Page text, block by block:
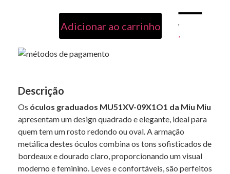
Adicionar ao carrinho
Descrição
Os óculos graduados MU51XV-09X1O1 da Miu Miu
apresentam um design quadrado e elegante, ideal para
quem tem um rosto redondo ou oval. A armação
metálica destes óculos combina os tons sofisticados de
bordeaux e dourado claro, proporcionando um visual
moderno e feminino. Leves e confortáveis, são perfeitos